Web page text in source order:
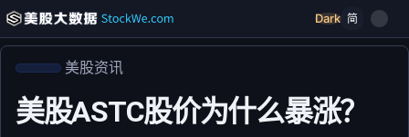
Dark 简
美股资讯
美股ASTC股价为什么暴涨？